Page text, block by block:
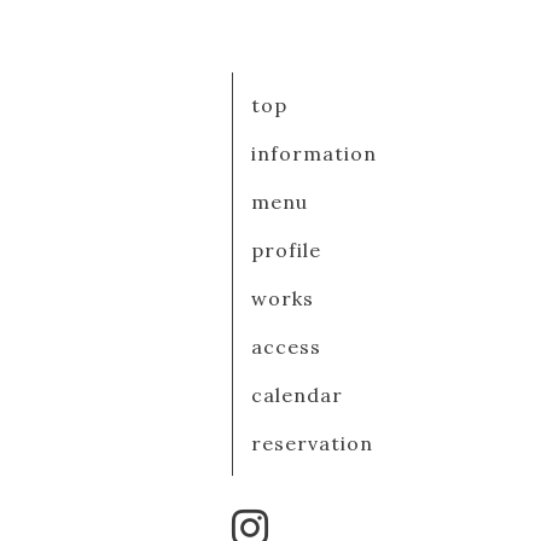
top
information
menu
profile
works
access
calendar
reservation